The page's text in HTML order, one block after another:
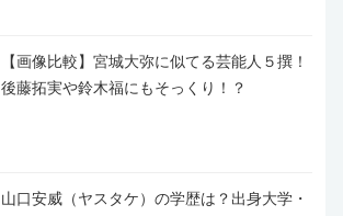
【画像比較】宮城大弥に似てる芸能人５撰！
後藤拓実や鈴木福にもそっくり！？
山口安威（ヤスタケ）の学歴は？出身大学・